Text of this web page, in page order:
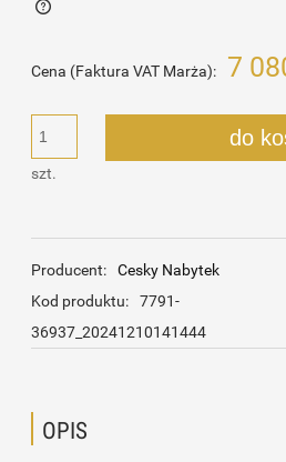
Cena nie zawiera ewentualnych
Cena (Faktura VAT Marża): 7
szt.
do
Producent:
Cesky Nabytek
Kod produktu:
7791-
36937_20241210141444
OPIS